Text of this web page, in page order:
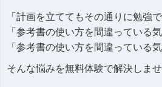
「計画を立ててもその通りに勉強で
「参考書の使い方を間違っている気
「参考書の使い方を間違っている気
そんな悩みを無料体験で解決しま